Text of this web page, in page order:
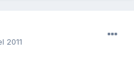
2011